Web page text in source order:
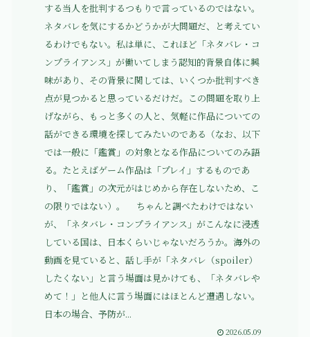
する当人を批判するつもりで言っているのではない。
ネタバレを気にするかどうかが大問題だ、と考えてい
るわけでもない。私は単に、これほど「ネタバレ・コ
ンプライアンス」が働いてしまう認知的背景自体に興
味があり、その背景に関しては、いくつか批判すべき
点が見つかると思っているだけだ。この問題を取り上
げながら、もっと多くの人と、気軽に作品についての
話ができる環境を探してみたいのである（なお、以下
では一般に「鑑賞」の対象となる作品についてのみ語
る。たとえばゲーム作品は「プレイ」するものであ
り、「鑑賞」の次元がはじめから存在しないため、こ
の限りではない）。 ちゃんと調べたわけではない
が、「ネタバレ・コンプライアンス」がこんなに浸透
している国は、日本くらいじゃないだろうか。海外の
動画を見ていると、話し手が「ネタバレ（spoiler）
したくない」と言う場面は見かけても、「ネタバレや
めて！」と他人に言う場面にはほとんど遭遇しない。
日本の場合、予防が...
2026.05.09